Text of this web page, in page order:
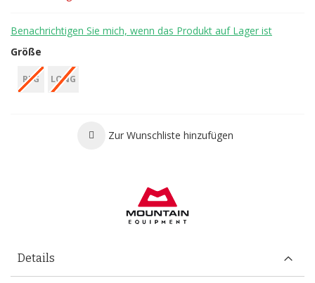
Benachrichtigen Sie mich, wenn das Produkt auf Lager ist
Größe
REG LONG
Zur Wunschliste hinzufügen
Details